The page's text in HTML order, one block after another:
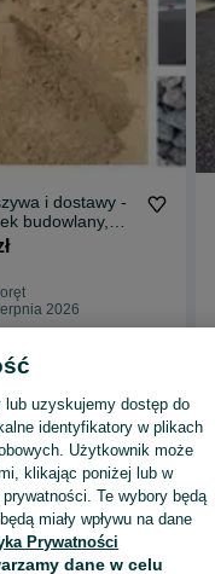
i dostawy -
budowlany,
rzeczny
2026
lub uzyskujemy dostęp do
identyfikatory w plikach
Użytkownik może
klikając poniżej lub w
Te wybory będą
miały wpływu na dane
Prywatności
dane w celu